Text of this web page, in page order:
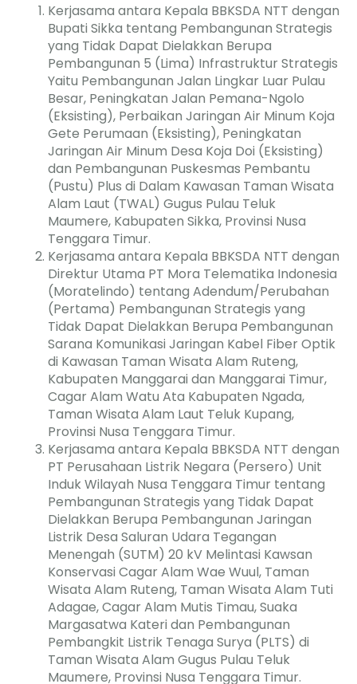
Kerjasama antara Kepala BBKSDA NTT dengan
Bupati Sikka tentang Pembangunan Strategis
yang Tidak Dapat Dielakkan Berupa
Pembangunan 5 (Lima) Infrastruktur Strategis
Yaitu Pembangunan Jalan Lingkar Luar Pulau
Besar, Peningkatan Jalan Pemana-Ngolo
(Eksisting), Perbaikan Jaringan Air Minum Koja
Gete Perumaan (Eksisting), Peningkatan
Jaringan Air Minum Desa Koja Doi (Eksisting)
dan Pembangunan Puskesmas Pembantu
(Pustu) Plus di Dalam Kawasan Taman Wisata
Alam Laut (TWAL) Gugus Pulau Teluk
Maumere, Kabupaten Sikka, Provinsi Nusa
Tenggara Timur.
Kerjasama antara Kepala BBKSDA NTT dengan
Direktur Utama PT Mora Telematika Indonesia
(Moratelindo) tentang Adendum/Perubahan
(Pertama) Pembangunan Strategis yang
Tidak Dapat Dielakkan Berupa Pembangunan
Sarana Komunikasi Jaringan Kabel Fiber Optik
di Kawasan Taman Wisata Alam Ruteng,
Kabupaten Manggarai dan Manggarai Timur,
Cagar Alam Watu Ata Kabupaten Ngada,
Taman Wisata Alam Laut Teluk Kupang,
Provinsi Nusa Tenggara Timur.
Kerjasama antara Kepala BBKSDA NTT dengan
PT Perusahaan Listrik Negara (Persero) Unit
Induk Wilayah Nusa Tenggara Timur tentang
Pembangunan Strategis yang Tidak Dapat
Dielakkan Berupa Pembangunan Jaringan
Listrik Desa Saluran Udara Tegangan
Menengah (SUTM) 20 kV Melintasi Kawsan
Konservasi Cagar Alam Wae Wuul, Taman
Wisata Alam Ruteng, Taman Wisata Alam Tuti
Adagae, Cagar Alam Mutis Timau, Suaka
Margasatwa Kateri dan Pembangunan
Pembangkit Listrik Tenaga Surya (PLTS) di
Taman Wisata Alam Gugus Pulau Teluk
Maumere, Provinsi Nusa Tenggara Timur.